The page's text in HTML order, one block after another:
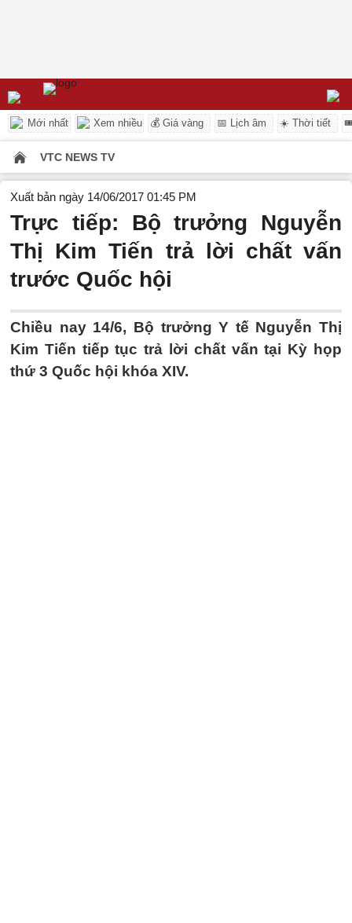
Mới nhất Xem nhiều 💰 Giá vàng 📅 Lịch âm ☀️ Thời tiết
VTC NEWS TV
Xuất bản ngày 14/06/2017 01:45 PM
Trực tiếp: Bộ trưởng Nguyễn
Thị Kim Tiến trả lời chất vấn
trước Quốc hội
Chiều nay 14/6, Bộ trưởng Y tế Nguyễn Thị
Kim Tiến tiếp tục trả lời chất vấn tại Kỳ họp
thứ 3 Quốc hội khóa XIV.